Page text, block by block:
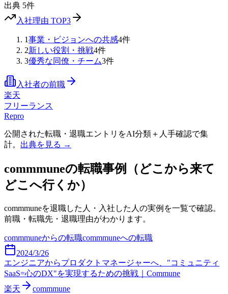
出典 5件
入社理由 TOP3
1事業・ビジョンへの共感4件
2新しい役割・挑戦4件
3優秀な同僚・チーム3件
入社者の前職
楽天
フリーランス
Repro
公開された転職・退職エントリをAI分類＋人手確認で集
計。 出典を見る →
commmuneの転職事例（どこから来て
どこへ行くか）
commmuneを退職した人・入社した人の実例を一覧で確認。
前職・転職先・退職理由がわかります。
commmuneからの転職commmuneへの転職
2024/3/26
エンジニアからプロダクトマネージャーへ、"コミュニティ
SaaS=心のDX"を実現するための挑戦｜Commune
楽天
commmune